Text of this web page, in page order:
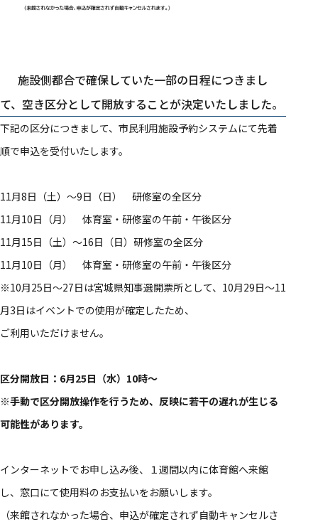
施設側都合で確保していた一部の日程につきまし
て、空き区分として開放することが決定いたしました。
下記の区分につきまして、市民利用施設予約システムにて先着
順で申込を受付いたします。
11月8日（土）～9日（日） 研修室の全区分
11月10日（月） 体育室・研修室の午前・午後区分
11月15日（土）～16日（日）研修室の全区分
11月10日（月） 体育室・研修室の午前・午後区分
※10月25日～27日は宮城県知事選開票所として、10月29日～11
月3日はイベントでの使用が確定したため、
ご利用いただけません。
区分開放日：6月25日（水）10時～
※手動で区分開放操作を行うため、反映に若干の遅れが生じる
可能性があります。
インターネットでお申し込み後、１週間以内に体育館へ来館
し、窓口にて使用料のお支払いをお願いします。
（来館されなかった場合、申込が確定されず自動キャンセルさ